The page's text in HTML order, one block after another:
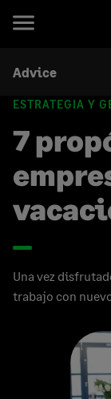
Advice
ESTRATEGIA Y
7
Una vez
trabajo con